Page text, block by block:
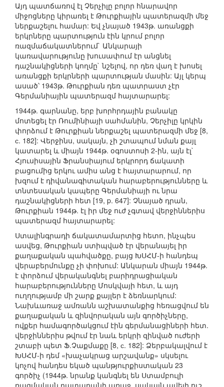
Այդ պատճառով էլ Չերչիլը բոլոր հնարավոր
միջոցները կիրառել է Թուրքիային պատերազմի մեջ
ներքաշելու համար: Եվ չնայած 1943թ. առանցքի
երկրները պարտություն էին կրում բոլոր
ռազմաճակատներում` Անկարայի
կառավարությունը խուսափում էր անցնել
դաշնակիցների կողմը` նշելով, որ դեռ վաղ է խոսել
առանցքի երկրների պարտության մասին: Այլ կերպ
ասած՝ 1943թ. Թուրքիան դեռ պատրաստ չէր
Գերմանիային պատերազմ հայտարարել:
1944թ. գարնանը, երբ խորհրդային բանակը
մոտեցել էր Ռումինիայի սահմանին, Չերչիլը կրկին
փորձում է Թուրքիան ներքաշել պատերազմի մեջ [8,
с. 182]: Վերջինս, սակայն, չի շտապում նման քայլ
կատարել և միայն 1944թ. օգոստոսի 2-ին, այն էլ`
Հյուսիսային Ֆրանսիայում երկրորդ ճակատի
բացումից երկու ամիս անց է հայտարարում, որ
խզում է դիվանագիտական հարաբերությունները և
տնտեսական կապերը Գերմանիայի ու նրա
դաշնակիցների հետ [19, p. 647]: Չնայած դրան,
Թուրքիան 1944թ. էլ իր մեջ ուժ չգտավ վերջիններիս
պատերազմ հայտարարել:
Ստալինգրադի ճակատամարտից հետո, ինչպես
ասվեց, Թուրքիան ստիպված էր վերանայել իր
քաղաքական պահվածքը, բայց ԽՍՀՄ-ի հանդեպ
վերաբերմունքը չի փոխում: Անկարան միայն 1944թ.
է փորձում վերականգնել բարիդրացիական
հարաբերությունները Մոսկվայի հետ, և այդ
ուղղությամբ մի շարք քայլեր է ձեռնարկում:
Նախևառաջ ամռանն աշխատանքից հեռացվում են
քաղաքական և զինվորական այն գործիչները,
ովքեր համագործակցում էին գերմանացիների հետ.
վերջիններիս թվում էր նաև երկրի զինված ուժերի
շտաբի պետ Ֆ.Չաքմաքը [8, с. 182]: Ձերբակալվում է
ԽՍՀՄ-ի դեմ «խաչակրաց արշավանք» սկսելու
կոչով հանդես եկած պանթյուրքիստական 23
գործիչ (1944թ. նրանք կանգնել են Ստամբուլի